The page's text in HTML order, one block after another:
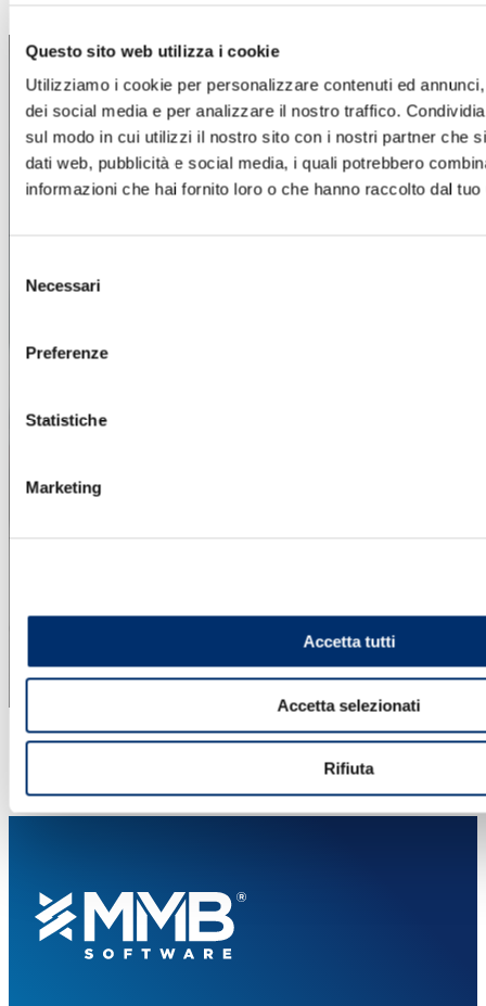
Questo sito web utilizza i cookie
Utilizziamo i cookie per personalizzare contenuti ed
dei social media e per analizzare il nostro traffico.
sul modo in cui utilizzi il nostro sito con i nostri partner che
dati web, pubblicità e social media, i quali potrebbero
informazioni che hai fornito loro o che hanno raccolto dal
delNecessari
Preferenze
Statistiche
Marketing
Accetta tutti
Accetta selezionati
Rifiuta
Vuoi digitalizzare il
tuo ecosistema di
Una piattaforma unica, accessibile ovunque e in
necessarie a centri revisione, officine e gommisti.
Scopri l’ecosistema YAP